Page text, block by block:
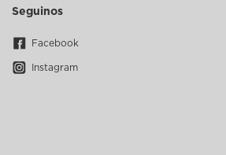
Seguinos
Facebook
Instagram